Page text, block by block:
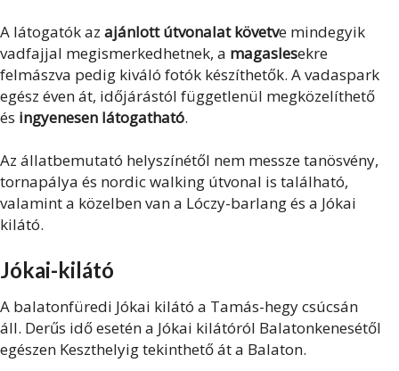
A látogatók az ajánlott útvonalat követve mindegyik
vadfajjal megismerkedhetnek, a magaslesekre
felmászva pedig kiváló fotók készíthetők. A vadaspark
egész éven át, időjárástól függetlenül megközelíthető
és ingyenesen látogatható.
Az állatbemutató helyszínétől nem messze tanösvény,
tornapálya és nordic walking útvonal is található,
valamint a közelben van a Lóczy-barlang és a Jókai
kilátó.
Jókai-kilátó
A balatonfüredi Jókai kilátó a Tamás-hegy csúcsán
áll. Derűs idő esetén a Jókai kilátóról Balatonkenesétől
egészen Keszthelyig tekinthető át a Balaton.